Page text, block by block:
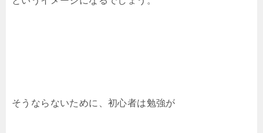
そうならないために、初心者は勉強が